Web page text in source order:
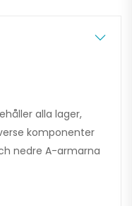
alla lager,
komponenter
nedre A-armarna